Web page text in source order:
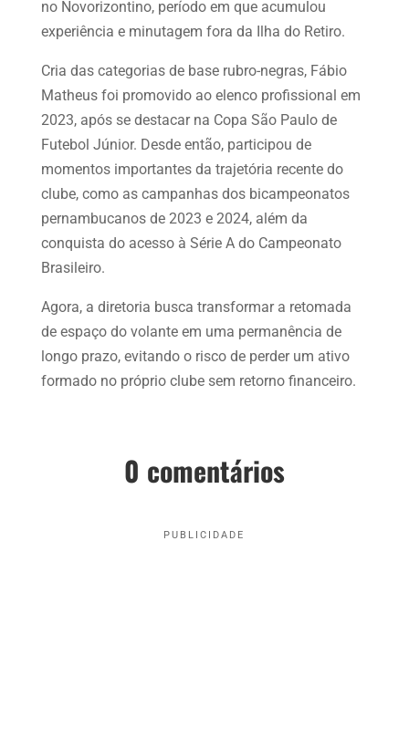
no Novorizontino, período em que acumulou
experiência e minutagem fora da Ilha do Retiro.
Cria das categorias de base rubro-negras, Fábio
Matheus foi promovido ao elenco profissional em
2023, após se destacar na Copa São Paulo de
Futebol Júnior. Desde então, participou de
momentos importantes da trajetória recente do
clube, como as campanhas dos bicampeonatos
pernambucanos de 2023 e 2024, além da
conquista do acesso à Série A do Campeonato
Brasileiro.
Agora, a diretoria busca transformar a retomada
de espaço do volante em uma permanência de
longo prazo, evitando o risco de perder um ativo
formado no próprio clube sem retorno financeiro.
0 comentários
PUBLICIDADE